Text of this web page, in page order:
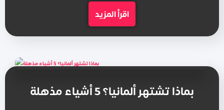
اقرأ المزيد
بماذا تشتهر ألمانيا؟ 5 أشياء مذهلة